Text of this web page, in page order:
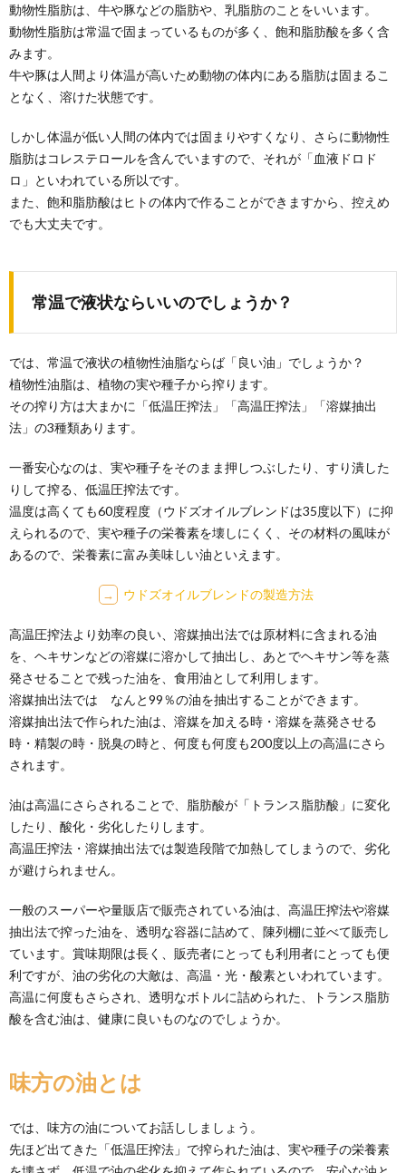
動物性脂肪は、牛や豚などの脂肪や、乳脂肪のことをいいます。
動物性脂肪は常温で固まっているものが多く、飽和脂肪酸を多く含
みます。
牛や豚は人間より体温が高いため動物の体内にある脂肪は固まるこ
となく、溶けた状態です。
しかし体温が低い人間の体内では固まりやすくなり、さらに動物性
脂肪はコレステロールを含んでいますので、それが「血液ドロド
ロ」といわれている所以です。
また、飽和脂肪酸はヒトの体内で作ることができますから、控えめ
でも大丈夫です。
常温で液状ならいいのでしょうか？
では、常温で液状の植物性油脂ならば「良い油」でしょうか？
植物性油脂は、植物の実や種子から搾ります。
その搾り方は大まかに「低温圧搾法」「高温圧搾法」「溶媒抽出
法」の3種類あります。
一番安心なのは、実や種子をそのまま押しつぶしたり、すり潰した
りして搾る、低温圧搾法です。
温度は高くても60度程度（ウドズオイルブレンドは35度以下）に抑
えられるので、実や種子の栄養素を壊しにくく、その材料の風味が
あるので、栄養素に富み美味しい油といえます。
→ ウドズオイルブレンドの製造方法
高温圧搾法より効率の良い、溶媒抽出法では原材料に含まれる油
を、ヘキサンなどの溶媒に溶かして抽出し、あとでヘキサン等を蒸
発させることで残った油を、食用油として利用します。
溶媒抽出法では なんと99％の油を抽出することができます。
溶媒抽出法で作られた油は、溶媒を加える時・溶媒を蒸発させる
時・精製の時・脱臭の時と、何度も何度も200度以上の高温にさら
されます。
油は高温にさらされることで、脂肪酸が「トランス脂肪酸」に変化
したり、酸化・劣化したりします。
高温圧搾法・溶媒抽出法では製造段階で加熱してしまうので、劣化
が避けられません。
一般のスーパーや量販店で販売されている油は、高温圧搾法や溶媒
抽出法で搾った油を、透明な容器に詰めて、陳列棚に並べて販売し
ています。賞味期限は長く、販売者にとっても利用者にとっても便
利ですが、油の劣化の大敵は、高温・光・酸素といわれています。
高温に何度もさらされ、透明なボトルに詰められた、トランス脂肪
酸を含む油は、健康に良いものなのでしょうか。
味方の油とは
では、味方の油についてお話ししましょう。
先ほど出てきた「低温圧搾法」で搾られた油は、実や種子の栄養素